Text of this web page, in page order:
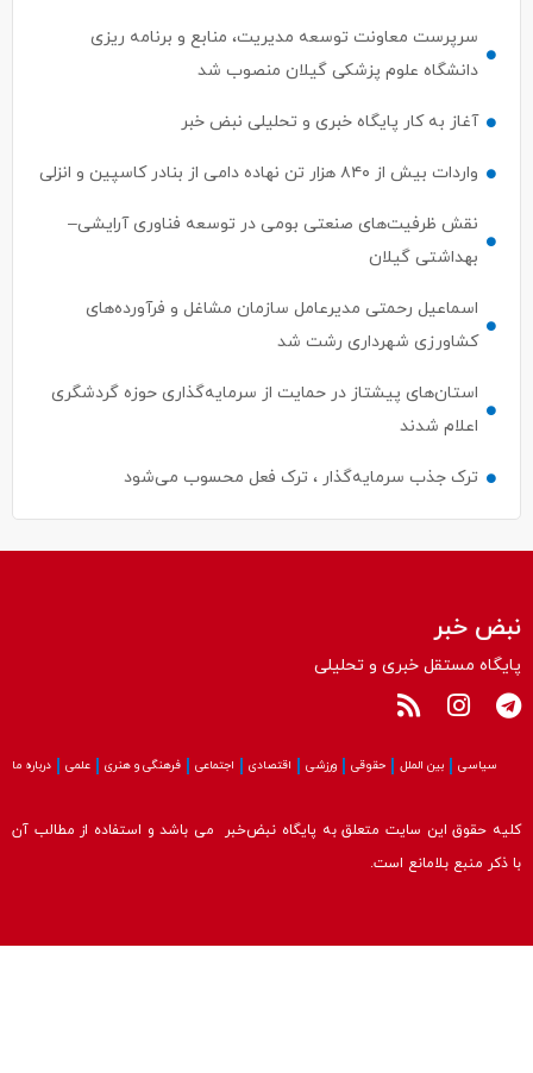
سرپرست معاونت توسعه مدیریت، منابع و برنامه ریزی
دانشگاه علوم پزشکی گیلان منصوب شد
آغاز به کار پایگاه خبری و تحلیلی نبض خبر
واردات بیش از ۸۴۰ هزار تن نهاده دامی از بنادر كاسپین و انزلی
نقش ظرفیت‌های صنعتی بومی در توسعه فناوری آرایشی–
بهداشتی گیلان
اسماعیل رحمتی مدیرعامل سازمان مشاغل و فرآورده‌های
کشاورزی شهرداری رشت شد
استان‌های پیشتاز در حمایت از سرمایه‌گذاری حوزه گردشگری
اعلام شدند
ترک جذب سرمایه‌گذار ، ترک فعل محسوب می‌شود
نبض خبر
پایگاه مستقل خبری و تحلیلی
سیاسی بین الملل حقوقی ورزشی اقتصادی اجتماعی فرهنگی و هنری علمی درباره ما
کلیه حقوق این سایت متعلق به پایگاه نبض‌خبر می باشد و استفاده از مطالب آن
با ذکر منبع بلامانع است.